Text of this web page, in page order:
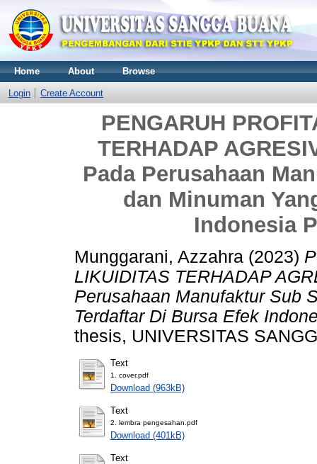
Home About Browse
Login Create Account
PENGARUH
TERHADAP
Pada Perusahaan
dan Minuman
Indonesia
Munggarani, Azzahra (2023)
LIKUIDITAS TERHADAP
Perusahaan Manufaktur Sub
Terdaftar Di Bursa Efek
thesis, UNIVERSITAS
Text
1. cover.pdf
Download (963kB)
Text
2. lembra pengesahan.pdf
Download (401kB)
Text